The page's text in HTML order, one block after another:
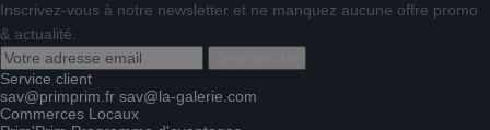
Inscrivez-vous à notre newsletter et ne manquez aucune offre promo
& actualité.
Service client
sav@primprim.fr sav@la-galerie.com
Commerces Locaux